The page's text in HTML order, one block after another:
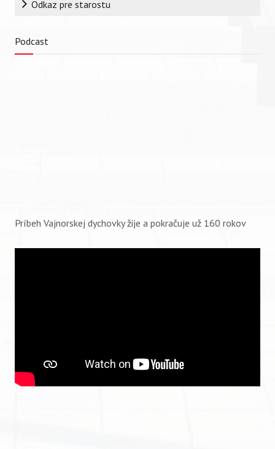
Odkaz pre starostu
Podcast
Príbeh Vajnorskej dychovky žije a pokračuje už 160 rokov